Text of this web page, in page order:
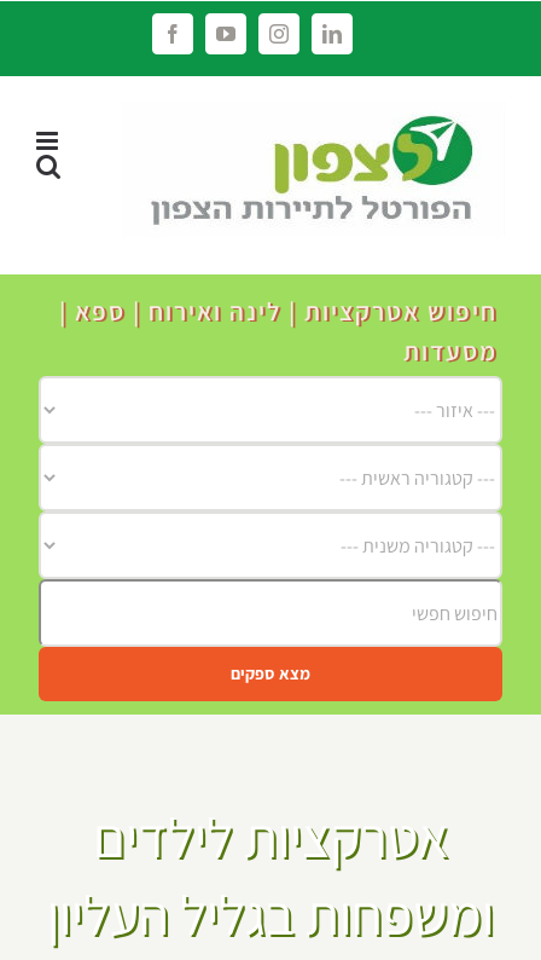
LinkedIn
Instagram
YouTube
Facebook
חיפוש אטרקציות | לינה ואירוח | ספא |
מסעדות
מצא ספקים
אטרקציות לילדים
ומשפחות בגליל העליון